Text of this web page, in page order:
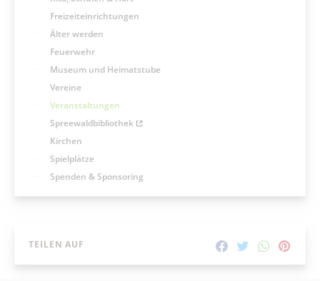
Freizeiteinrichtungen
Älter werden
Feuerwehr
Museum und Heimatstube
Vereine
Veranstaltungen
Spreewaldbibliothek
Kirchen
Spielplätze
Spenden & Sponsoring
TEILEN AUF